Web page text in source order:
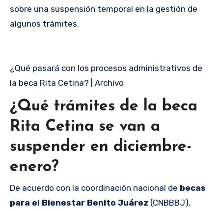
sobre una suspensión temporal en la gestión de
algunos trámites.
¿Qué pasará con los procesos administrativos de
la beca Rita Cetina? | Archivo
¿Qué trámites de la beca
Rita Cetina se van a
suspender en diciembre-
enero?
De acuerdo con la coordinación nacional de becas
para el Bienestar Benito Juárez (CNBBBJ),